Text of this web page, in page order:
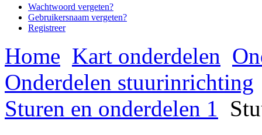
Wachtwoord vergeten?
Gebruikersnaam vergeten?
Registreer
Home Kart onderdelen
Onderdelen stuurinrichting
Sturen en onderdelen 1